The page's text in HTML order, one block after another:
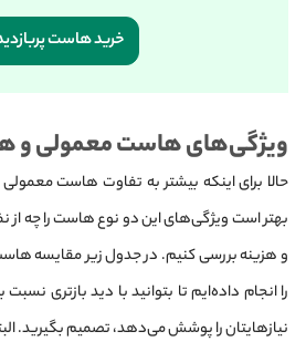
خرید هاست
ویژگی‌های هاست معمولی و
حالا برای اینکه بیشتر به تفاوت هاست
بهتر است ویژگی‌های این دو نوع هاست را چه از
و هزینه بررسی کنیم. در جدول زیر مقایسه
را انجام داده‌ایم تا بتوانید با دید بازتری
نیازهایتان را پوشش می‌دهد، تصمیم بگیرید.